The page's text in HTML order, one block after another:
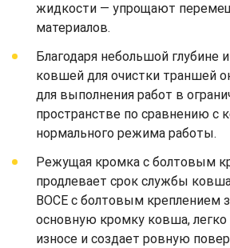
жидкости — упрощают
материалов.
Благодаря небольшой глубине
ковшей для очистки траншей
для выполнения работ в
пространстве по сравнению с
нормального режима работы.
Режущая кромка с болтовым
продлевает срок службы
BOCE с болтовым креплением
основную кромку ковша, легко
износе и создает ровную